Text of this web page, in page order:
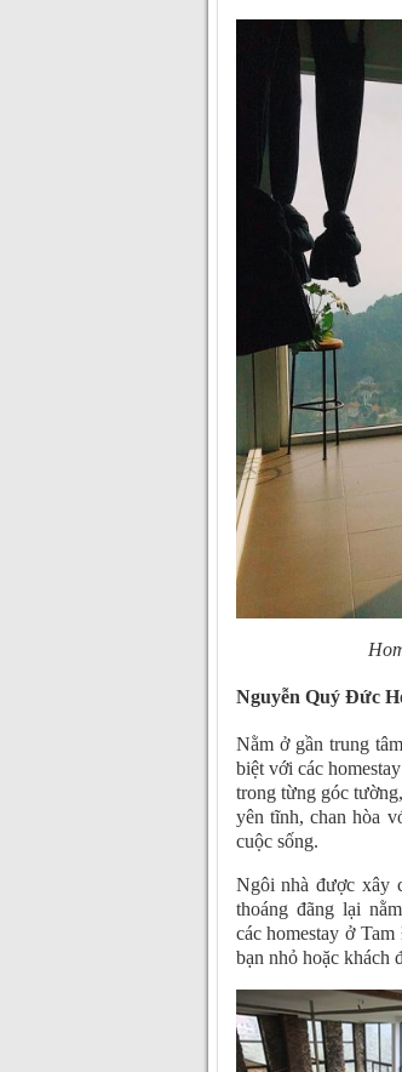
Nguyễn Quý Đức
Nằm ở gần trung
biệt với các
trong từng góc
yên tĩnh, chan hòa
cuộc sống.
Ngôi nhà được xây
thoáng đãng lại
các homestay ở
bạn nhỏ hoặc khách